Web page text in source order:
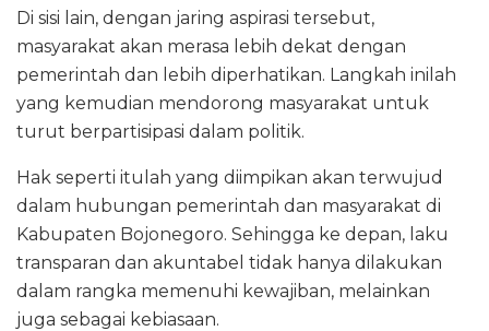
Di sisi lain, dengan jaring aspirasi tersebut,
masyarakat akan merasa lebih dekat dengan
pemerintah dan lebih diperhatikan. Langkah inilah
yang kemudian mendorong masyarakat untuk
turut berpartisipasi dalam politik.
Hak seperti itulah yang diimpikan akan terwujud
dalam hubungan pemerintah dan masyarakat di
Kabupaten Bojonegoro. Sehingga ke depan, laku
transparan dan akuntabel tidak hanya dilakukan
dalam rangka memenuhi kewajiban, melainkan
juga sebagai kebiasaan.